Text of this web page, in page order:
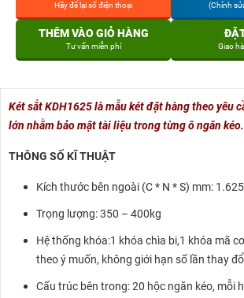
Hãy để lại số điện thoại (Chỉnh
THÊM VÀO GIỎ HÀNG
Tư vấn miễn phí Giao
Két sắt KDH1625 là mẫu két đặt hàng theo yêu
lớn nhằm bảo mật tài liệu trong từng ô ngăn kéo.
THÔNG SỐ KĨ THUẬT
Kích thước bên ngoài (C * N * S) mm:
Trọng lượng: 350 – 400kg
Hệ thống khóa:1 khóa chìa bi,1 khóa mã
theo ý muốn, không giới hạn số lần thay
Cấu trúc bên trong: 20 hộc ngăn kéo, mỗi